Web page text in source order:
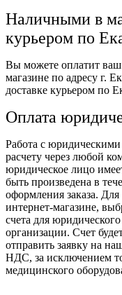
Наличными в
курьером по
Вы можете оплатит ваш
магазине по адресу г.
доставке курьером по
Оплата
Работа с
расчету через любой
юридическое лицо
быть произведена в
оформления заказа. Для
интернет-магазине,
счета для
организации. Счет
отправить заявку на
НДС, за исключением
медицинского